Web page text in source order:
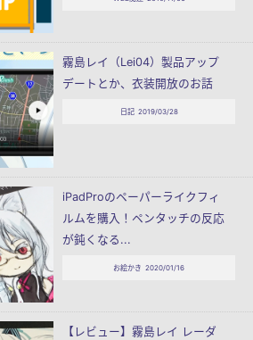
霧島レイ（Lei04）製品アップ
デートとか、衣装開放のお話
日記 2019/03/28
iPadProのペーパーライクフィ
ルムを購入！ペンタッチの反応
が鈍くなる...
お絵かき 2020/01/16
【レビュー】霧島レイ レーダ